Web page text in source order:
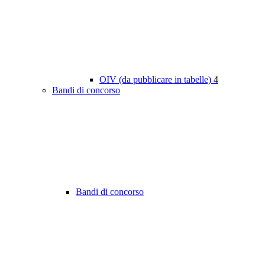
OIV (da pubblicare in tabelle) 4
Bandi di concorso
Bandi di concorso